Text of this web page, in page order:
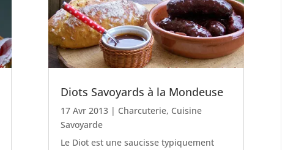
Diots Savoyards à la Mondeuse
17 Avr 2013| Charcuterie, Cuisine
Savoyarde
Le Diot est une saucisse typiquement